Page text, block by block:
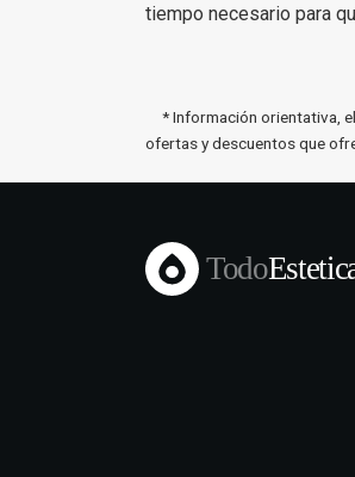
tiempo necesario para
* Información orientativa,
ofertas y descuentos que
Todo